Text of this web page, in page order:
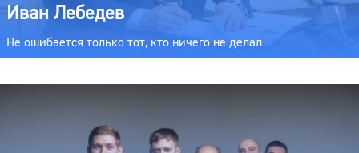
Иван Лебедев
Не ошибается только тот, кто ничего не делал